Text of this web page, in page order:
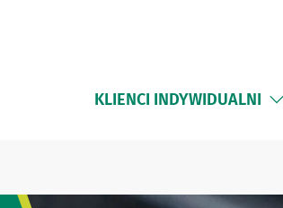
KLIENCI INDYWIDUALNI